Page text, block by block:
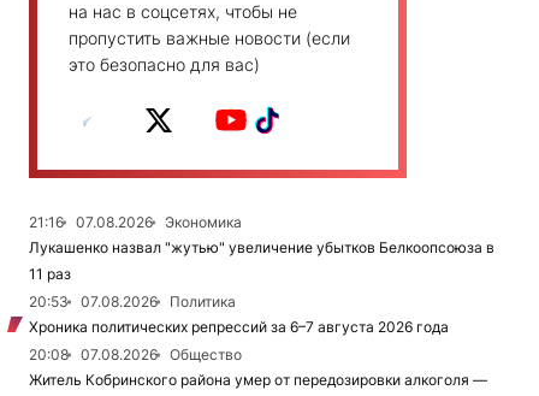
на нас в соцсетях, чтобы не
пропустить важные новости (если
это безопасно для вас)
21:16 07.08.2026
Экономика
Лукашенко назвал "жутью" увеличение убытков Белкоопсоюза в
11 раз
20:53
07.08.2026
Политика
Хроника политических репрессий за 6–7 августа 2026 года
20:08
07.08.2026
Общество
Житель Кобринского района умер от передозировки алкоголя —